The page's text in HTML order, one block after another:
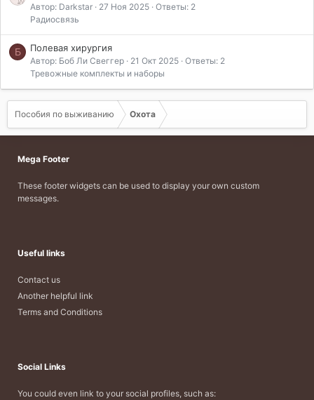
Автор: Darkstar 27 Ноя 2025 Ответы: 2
Радиосвязь
Б Полевая хирургия
Автор: Боб Ли Свеггер 21 Окт 2025 Ответы: 2
Тревожные комплекты и наборы
Пособия по выживанию Охота
Mega Footer
These footer widgets can be used to display your own custom
messages.
Useful links
Contact us
Another helpful link
Terms and Conditions
Social Links
You could even link to your social profiles, such as: